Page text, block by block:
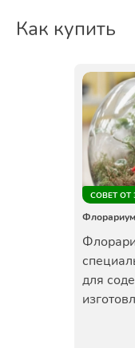
Как купить
СОВЕТ ОТ
для